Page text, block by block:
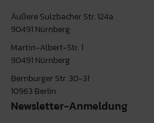
Äußere Sulzbacher Str. 124a
90491 Nürnberg
Martin-Albert-Str. 1
90491 Nürnberg
Bernburger Str. 30-31
10963 Berlin
Newsletter-Anmeldung